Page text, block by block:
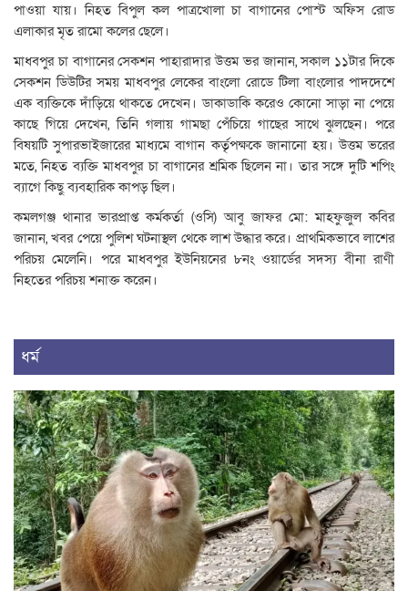
পাওয়া যায়। নিহত বিপুল কল পাত্রখোলা চা বাগানের পোস্ট অফিস রোড
এলাকার মৃত রামো কলের ছেলে।
মাধবপুর চা বাগানের সেকশন পাহারাদার উত্তম ভর জানান, সকাল ১১টার দিকে
সেকশন ডিউটির সময় মাধবপুর লেকের বাংলো রোডে টিলা বাংলোর পাদদেশে
এক ব্যক্তিকে দাঁড়িয়ে থাকতে দেখেন। ডাকাডাকি করেও কোনো সাড়া না পেয়ে
কাছে গিয়ে দেখেন, তিনি গলায় গামছা পেঁচিয়ে গাছের সাথে ঝুলছেন। পরে
বিষয়টি সুপারভাইজারের মাধ্যমে বাগান কর্তৃপক্ষকে জানানো হয়। উত্তম ভরের
মতে, নিহত ব্যক্তি মাধবপুর চা বাগানের শ্রমিক ছিলেন না। তার সঙ্গে দুটি শপিং
ব্যাগে কিছু ব্যবহারিক কাপড় ছিল।
কমলগঞ্জ থানার ভারপ্রাপ্ত কর্মকর্তা (ওসি) আবু জাফর মো: মাহফুজুল কবির
জানান, খবর পেয়ে পুলিশ ঘটনাস্থল থেকে লাশ উদ্ধার করে। প্রাথমিকভাবে লাশের
পরিচয় মেলেনি। পরে মাধবপুর ইউনিয়নের ৮নং ওয়ার্ডের সদস্য বীনা রাণী
নিহতের পরিচয় শনাক্ত করেন।
ধর্ম